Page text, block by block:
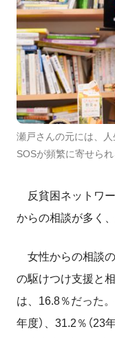
瀬戸さんの元には、
SOSが頻繁に寄せられ
反貧困ネットワ
からの相談が多く
女性からの相談の
の駆けつけ支援と
は、 16.8％だった
年度）、 31.2 ％（23